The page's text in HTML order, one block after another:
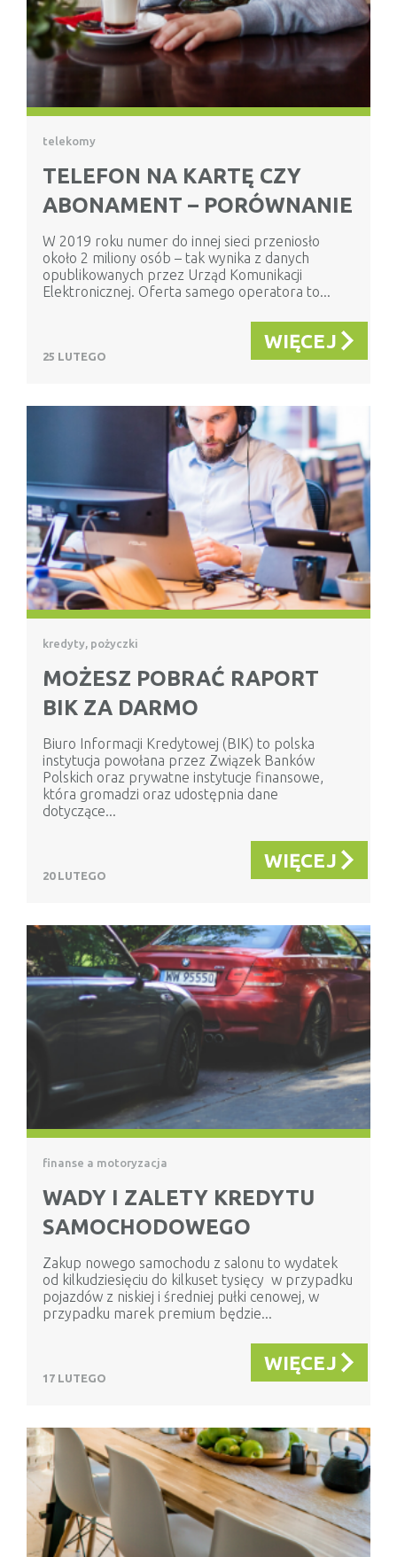
telekomy
TELEFON NA KARTĘ CZY
ABONAMENT – PORÓWNANIE
W 2019 roku numer do innej sieci przeniosło
około 2 miliony osób – tak wynika z danych
opublikowanych przez Urząd Komunikacji
Elektronicznej. Oferta samego operatora to...
25 LUTEGO
WIĘCEJ
kredyty, pożyczki
MOŻESZ POBRAĆ RAPORT
BIK ZA DARMO
Biuro Informacji Kredytowej (BIK) to polska
instytucja powołana przez Związek Banków
Polskich oraz prywatne instytucje finansowe,
która gromadzi oraz udostępnia dane
dotyczące...
20 LUTEGO
WIĘCEJ
finanse a motoryzacja
WADY I ZALETY KREDYTU
SAMOCHODOWEGO
Zakup nowego samochodu z salonu to wydatek
od kilkudziesięciu do kilkuset tysięcy w przypadku
pojazdów z niskiej i średniej pułki cenowej, w
przypadku marek premium będzie...
17 LUTEGO
WIĘCEJ